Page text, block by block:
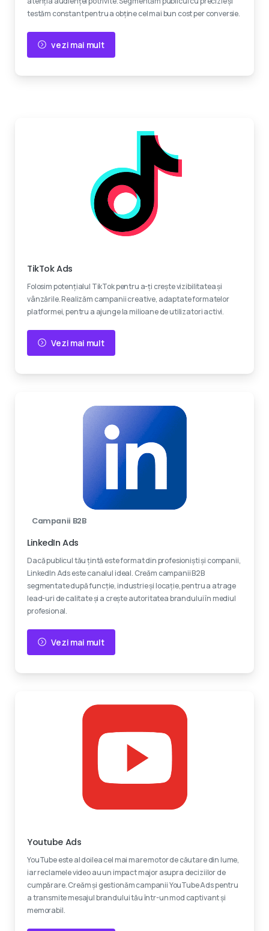
testăm constant pentru a obține cel mai bun cost per conversie.
vezi mai mult
TikTok Ads
Folosim potențialul TikTok pentru a-ți crește vizibilitatea și
vânzările. Realizăm campanii creative, adaptate formatelor
platformei, pentru a ajunge la milioane de utilizatori activi.
Vezi mai mult
Campanii B2B
LinkedIn Ads
Dacă publicul tău țintă este format din profesioniști și companii,
LinkedIn Ads este canalul ideal. Creăm campanii B2B
segmentate după funcție, industrie și locație, pentru a atrage
lead-uri de calitate și a crește autoritatea brandului în mediul
profesional.
Vezi mai mult
Youtube Ads
YouTube este al doilea cel mai mare motor de căutare din lume,
iar reclamele video au un impact major asupra deciziilor de
cumpărare. Creăm și gestionăm campanii YouTube Ads pentru
a transmite mesajul brandului tău într-un mod captivant și
memorabil.